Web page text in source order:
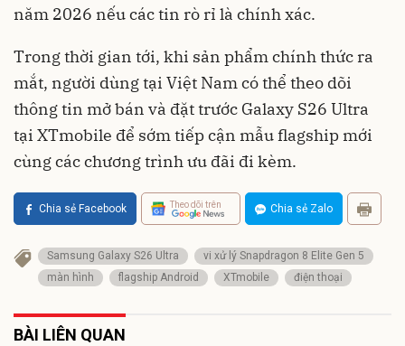
năm 2026 nếu các tin rò rỉ là chính xác.
Trong thời gian tới, khi sản phẩm chính thức ra
mắt, người dùng tại Việt Nam có thể theo dõi
thông tin mở bán và đặt trước Galaxy S26 Ultra
tại XTmobile để sớm tiếp cận mẫu flagship mới
cùng các chương trình ưu đãi đi kèm.
Chia sẻ Facebook Theo dõi trên Chia sẻ Zalo
Samsung Galaxy S26 Ultra
vi xử lý Snapdragon 8 Elite Gen 5
màn hình
flagship Android XTmobile điện thoại
BÀI LIÊN QUAN